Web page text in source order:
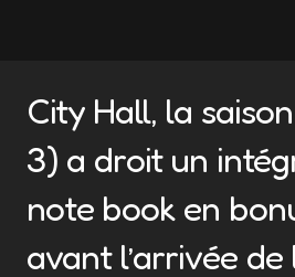
City Hall, la
3) a droit un
note book en
avant l’arrivée de